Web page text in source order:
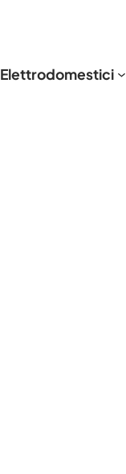
Elettrodomestici